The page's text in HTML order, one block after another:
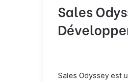
Sales
Sales Odyssey est